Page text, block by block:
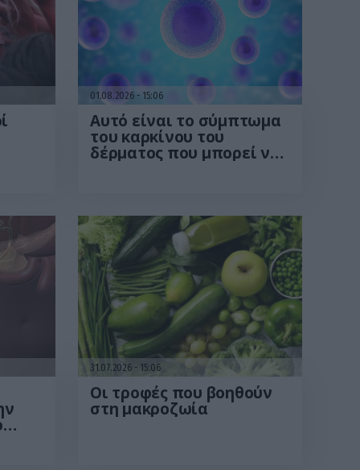
01.08.2026 15:06
Αυτό είναι το σύμπτωμα
του καρκίνου του
δέρματος που μπορεί να
31.07.2026 15:06
Οι τροφές που βοηθούν
στη μακροζωία